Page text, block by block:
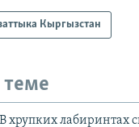
Кыргызстан
хрупких лабиринтах